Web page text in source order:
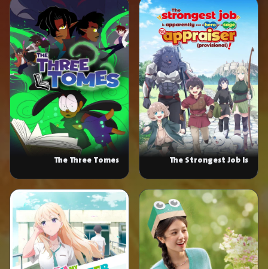
The Strongest Job Is
or a Sage, But an
Appraiser (Provisional)!
The Three Tomes